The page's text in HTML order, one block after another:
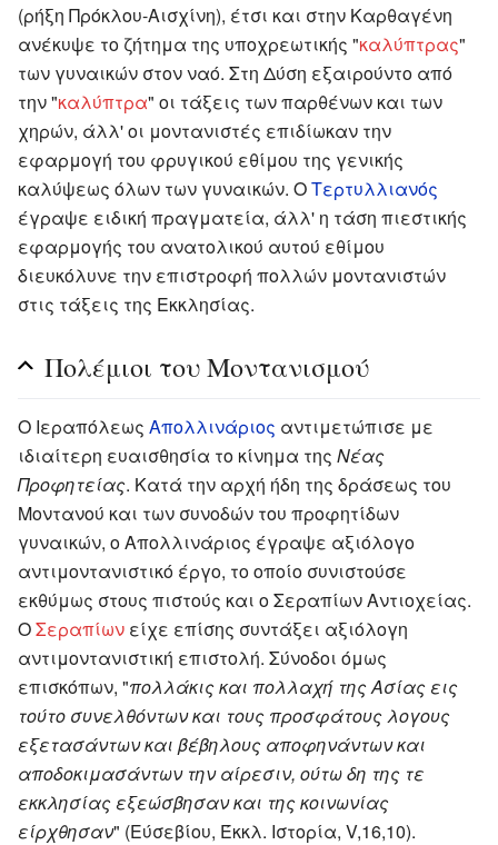
(ρήξη Πρόκλου-Αισχίνη), έτσι και στην Καρθαγένη
ανέκυψε το ζήτημα της υποχρεωτικής "καλύπτρας"
των γυναικών στον ναό. Στη Δύση εξαιρούντο από
την "καλύπτρα" οι τάξεις των παρθένων και των
χηρών, άλλ' οι μοντανιστές επιδίωκαν την
εφαρμογή του φρυγικού εθίμου της γενικής
καλύψεως όλων των γυναικών. ΟΤερτυλλιανός
έγραψε ειδική πραγματεία, άλλ' η τάση πιεστικής
εφαρμογής του ανατολικού αυτού εθίμου
διευκόλυνε την επιστροφή πολλών μοντανιστών
στις τάξεις της Εκκλησίας.
Πολέμιοι του Μοντανισμού
Ο Ιεραπόλεως Απολλινάριος αντιμετώπισε με
ιδιαίτερη ευαισθησία το κίνημα της Νέας
Προφητείας. Κατά την αρχή ήδη της δράσεως του
Μοντανού και των συνοδών του προφητίδων
γυναικών, ο Απολλινάριος έγραψε αξιόλογο
αντιμοντανιστικό έργο, το οποίο συνιστούσε
εκθύμως στους πιστούς και ο Σεραπίων Αντιοχείας.
ΟΣεραπίων είχε επίσης συντάξει αξιόλογη
αντιμοντανιστική επιστολή. Σύνοδοι όμως
επισκόπων, "πολλάκις και πολλαχή της Ασίας εις
τούτο συνελθόντων και τους προσφάτους λογους
εξετασάντων και βέβηλους αποφηνάντων και
αποδοκιμασάντων την αίρεσιν, ούτω δη της τε
εκκλησίας εξεώσβησαν και της κοινωνίας
είρχθησαν" (Εύσεβίου, Έκκλ. Ιστορία, V,16,10).